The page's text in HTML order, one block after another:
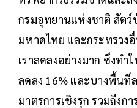
กรมอุทยานแห่งชาติ สัตว์
มหาดไทย และกระทรว
เราลดลงอย่างมาก ซึ่งท
ลดลง 16% และบางพื้นที่
มาตรการเชิงรุก รวมถึงก